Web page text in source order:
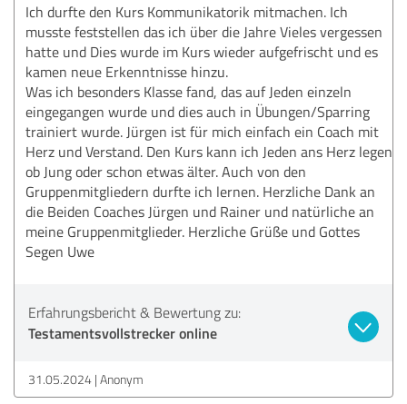
Ich durfte den Kurs Kommunikatorik mitmachen. Ich
musste feststellen das ich über die Jahre Vieles vergessen
hatte und Dies wurde im Kurs wieder aufgefrischt und es
kamen neue Erkenntnisse hinzu.
Was ich besonders Klasse fand, das auf Jeden einzeln
eingegangen wurde und dies auch in Übungen/Sparring
trainiert wurde. Jürgen ist für mich einfach ein Coach mit
Herz und Verstand. Den Kurs kann ich Jeden ans Herz legen
ob Jung oder schon etwas älter. Auch von den
Gruppenmitgliedern durfte ich lernen. Herzliche Dank an
die Beiden Coaches Jürgen und Rainer und natürliche an
meine Gruppenmitglieder. Herzliche Grüße und Gottes
Segen Uwe
Erfahrungsbericht & Bewertung zu:
Testamentsvollstrecker online
31.05.2024 Anonym